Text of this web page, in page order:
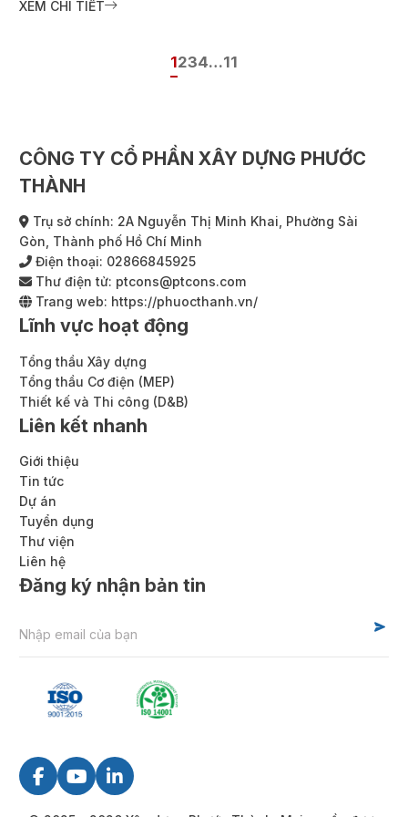
Happy One Mori tại đường
Dự án được phát triển trên
cấp 1.441 sản phẩm bao
gồm căn hộ, officetel và
shophouse thương mại.
XEM CHI TIẾT
1234…11
CÔNG TY CỔ PHẦN XÂY DỰNG PHƯỚC
THÀNH
Trụ sở chính: 2A Nguyễn Thị Minh Khai, Phường Sài
Gòn, Thành phố Hồ Chí Minh
Điện thoại: 02866845925
Thư điện tử: ptcons@ptcons.com
Trang web: https://phuocthanh.vn/
Lĩnh vực hoạt động
Tổng thầu Xây dựng
Tổng thầu Cơ điện (MEP)
Thiết kế và Thi công (D&B)
Liên kết nhanh
Giới thiệu
Tin tức
Dự án
Tuyển dụng
Thư viện
Liên hệ
Đăng ký nhận bản tin